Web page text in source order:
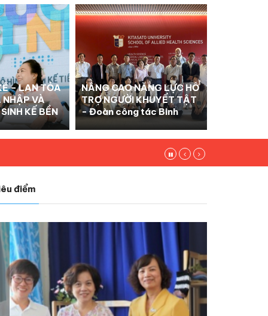
TRUNG
– LAN TỎA
NHẬP VÀ
KẾ BỀN
NÂNG CAO NĂNG LỰC HỖ
TRỢ NGƯỜI KHUYẾT TẬT
- Đoàn công tác Binh
hỗ trợ người khuyết tật và
nạn nhân chất độc da cam
KHUYẾT TẬT TẠI KON TUM
điểm